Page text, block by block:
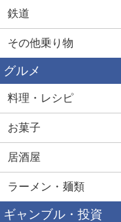
鉄道
その他乗り物
グルメ
料理・レシピ
お菓子
居酒屋
ラーメン・麺類
ギャンブル・投資